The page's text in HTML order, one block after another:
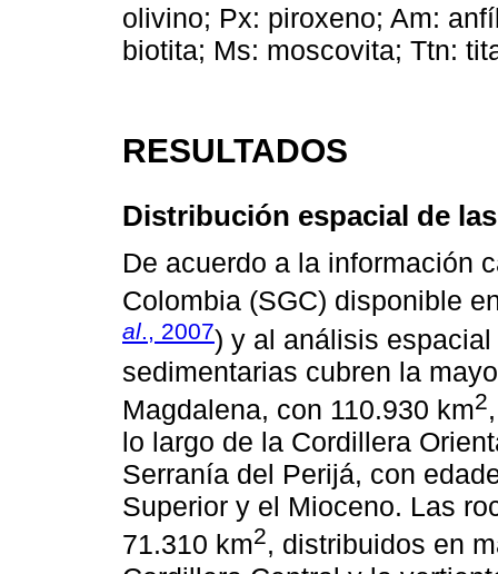
olivino; Px: piroxeno; Am:
biotita; Ms: moscovita; Ttn:
RESULTADOS
Distribución espacial de
De acuerdo a la información
Colombia (SGC) disponible
al., 2007) y al análisis
sedimentarias cubren la
Magdalena, con 110.930 km2
lo largo de la Cordillera
Serranía del Perijá, con
Superior y el Mioceno. Las
71.310 km2, distribuidos en